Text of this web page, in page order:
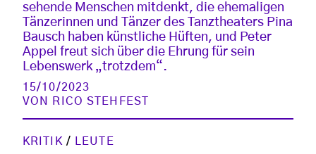
sehende Menschen mitdenkt, die ehemaligen
Tänzerinnen und Tänzer des Tanztheaters Pina
Bausch haben künstliche Hüften, und Peter
Appel freut sich über die Ehrung für sein
Lebenswerk „trotzdem“.
15/10/2023
VON
RICO STEHFEST
KRITIK / LEUTE